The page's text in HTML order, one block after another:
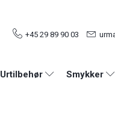
+45 29 89 90 03
Urtilbehør Smykker